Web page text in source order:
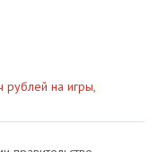
рублей на игры,